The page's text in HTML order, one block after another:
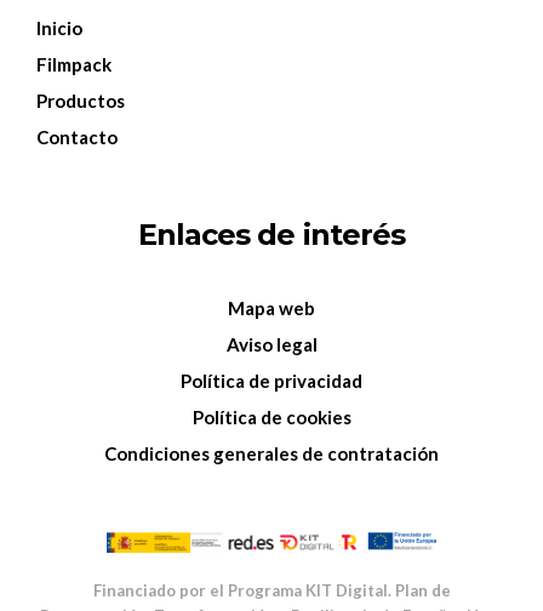
Inicio
Filmpack
Productos
Contacto
Enlaces de interés
Mapa web
Aviso legal
Política de privacidad
Política de cookies
Condiciones generales de contratación
Financiado por el Programa KIT Digital. Plan de